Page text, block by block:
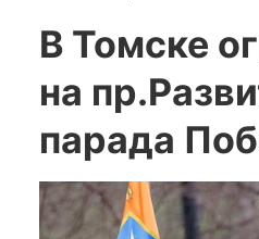
В Томске
на
парада